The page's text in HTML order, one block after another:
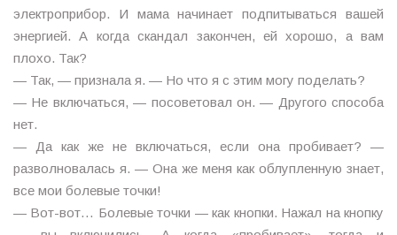
электроприбор. И мама начинает подпитываться вашей
энергией. А когда скандал закончен, ей хорошо, а вам
плохо. Так?
— Так, — признала я. — Но что я с этим могу поделать?
— Не включаться, — посоветовал он. — Другого способа
нет.
— Да как же не включаться, если она пробивает? —
разволновалась я. — Она же меня как облупленную знает,
все мои болевые точки!
— Вот-вот… Болевые точки — как кнопки. Нажал на кнопку